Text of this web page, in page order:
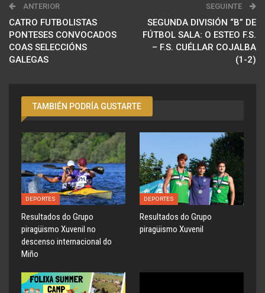
ANTERIOR
CATRO FUTBOLISTAS
PONTESES CONVOCADOS
COAS SELECCIÓNS
GALEGAS
SEGUINTE
SEGUNDA DIVISIÓN “B” DE
FÚTBOL SALA: O ESTEO F.S.
– F.S. CUÉLLAR COJALBA
(1-2)
TAMBIÉN PODRÍA GUSTARTE
DEPORTES
Resultados do Grupo
piragüismo Xuvenil no
descenso internacional do
Miño
DEPORTES
Resultados do Grupo
piragüismo Xuvenil